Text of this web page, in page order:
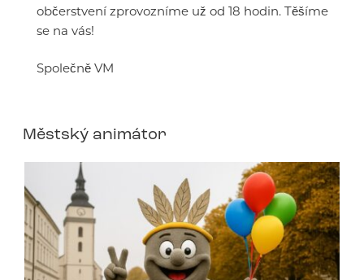
občerstvení zprovozníme už od 18 hodin. Těšíme
se na vás!
Společně VM
Městský animátor